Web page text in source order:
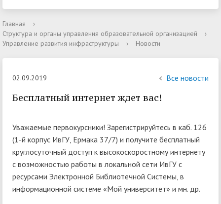
Главная
›
Структура и органы управления образовательной организацией
›
Управление развития инфраструктуры
› Новости
02.09.2019 Все новости
Бесплатный интернет ждет вас!
Уважаемые первокурсники! Зарегистрируйтесь в каб. 126
(1-й корпус ИвГУ, Ермака 37/7) и получите бесплатный
круглосуточный доступ к высокоскоростному интернету
с возможностью работы в локальной сети ИвГУ с
ресурсами Электронной Библиотечной Системы, в
информационной системе «Мой университет» и мн. др.